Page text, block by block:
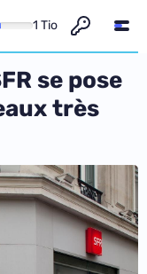
1 Tio
se pose
très